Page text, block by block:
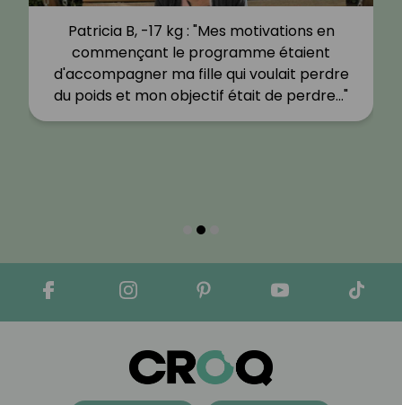
Patricia B, -17 kg : "Mes motivations en
commençant le programme étaient
d'accompagner ma fille qui voulait perdre
du poids et mon objectif était de perdre…"